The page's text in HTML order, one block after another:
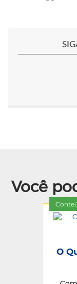
Você
O